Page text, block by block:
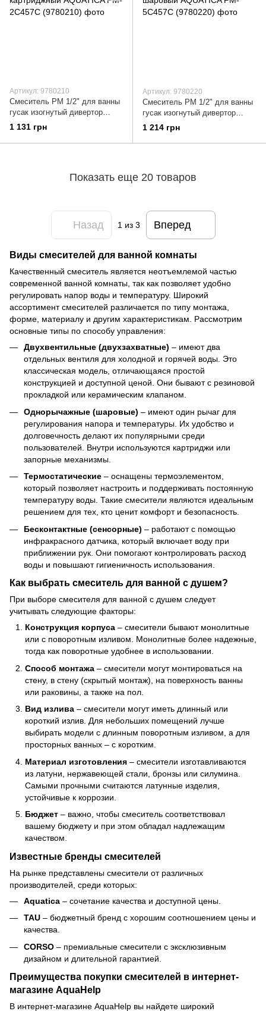
Артикул: 9780210
Смеситель PM 1/2" для ванны
гусак изогнутый дивертор
встроенный картриджный
AQUATICA PM-2C457C
(9780210)
1 131 грн
Артикул: 9780220
Смеситель PM 1/2" для ванны
гусак изогнутый дивертор
встроенный шаровый
AQUATICA PM-5C457C
(9780220)
1 214 грн
Показать еще 20 товаров
Назад 1из 3 Вперед
Виды смесителей для ванной комнаты
Качественный смеситель является неотъемлемой частью
современной ванной комнаты, так как позволяет удобно
регулировать напор воды и температуру. Широкий
ассортимент смесителей различается по типу монтажа,
форме, материалу и другим характеристикам. Рассмотрим
основные типы по способу управления:
Двухвентильные (двухзахватные) – имеют два
отдельных вентиля для холодной и горячей воды. Это
классическая модель, отличающаяся простой
конструкцией и доступной ценой. Они бывают с резиновой
прокладкой или керамическим клапаном.
Однорычажные (шаровые) – имеют один рычаг для
регулирования напора и температуры. Их удобство и
долговечность делают их популярными среди
пользователей. Внутри используются картриджи или
запорные механизмы.
Термостатические – оснащены термоэлементом,
который позволяет настроить и поддерживать постоянную
температуру воды. Такие смесители являются идеальным
решением для тех, кто ценит комфорт и безопасность.
Бесконтактные (сенсорные) – работают с помощью
инфракрасного датчика, который включает воду при
приближении рук. Они помогают контролировать расход
воды и повышают гигиеничность использования.
Как выбрать смеситель для ванной с душем?
При выборе смесителя для ванной с душем следует
учитывать следующие факторы:
Конструкция корпуса – смесители бывают монолитные
или с поворотным изливом. Монолитные более надежные,
тогда как поворотные удобнее в использовании.
Способ монтажа – смесители могут монтироваться на
стену, в стену (скрытый монтаж), на поверхность ванны
или раковины, а также на пол.
Вид излива – смесители могут иметь длинный или
короткий излив. Для небольших помещений лучше
выбирать модели с длинным поворотным изливом, а для
просторных ванных – с коротким.
Материал изготовления – смесители изготавливаются
из латуни, нержавеющей стали, бронзы или силумина.
Самыми прочными считаются латунные изделия,
устойчивые к коррозии.
Бюджет – важно, чтобы смеситель соответствовал
вашему бюджету и при этом обладал надлежащим
качеством.
Известные бренды смесителей
На рынке представлены смесители от различных
производителей, среди которых:
Aquatica – сочетание качества и доступной цены.
TAU – бюджетный бренд с хорошим соотношением цены и
качества.
CORSO – премиальные смесители с эксклюзивным
дизайном и длительной гарантией.
Преимущества покупки смесителей в интернет-
магазине AquaHelp
В интернет-магазине AquaHelp вы найдете широкий